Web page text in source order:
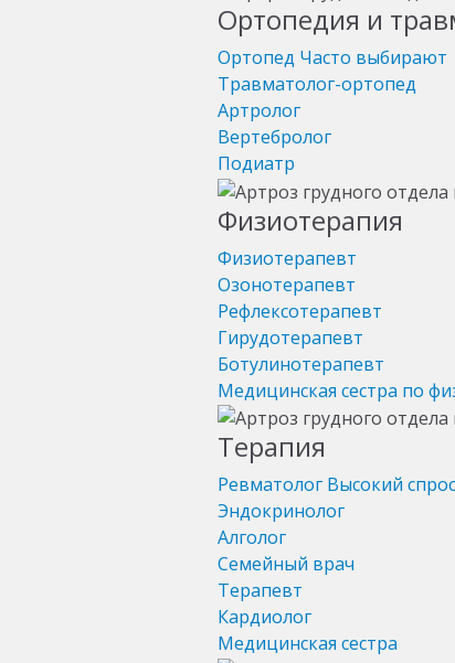
Ортопедия и
Ортопед Часто выбирают
Травматолог-ортопед
Артролог
Вертебролог
Подиатр
Физиотерапия
Физиотерапевт
Озонотерапевт
Рефлексотерапевт
Гирудотерапевт
Ботулинотерапевт
Медицинская сестра по
Терапия
Ревматолог Высокий спрос
Эндокринолог
Алголог
Семейный врач
Терапевт
Кардиолог
Медицинская сестра